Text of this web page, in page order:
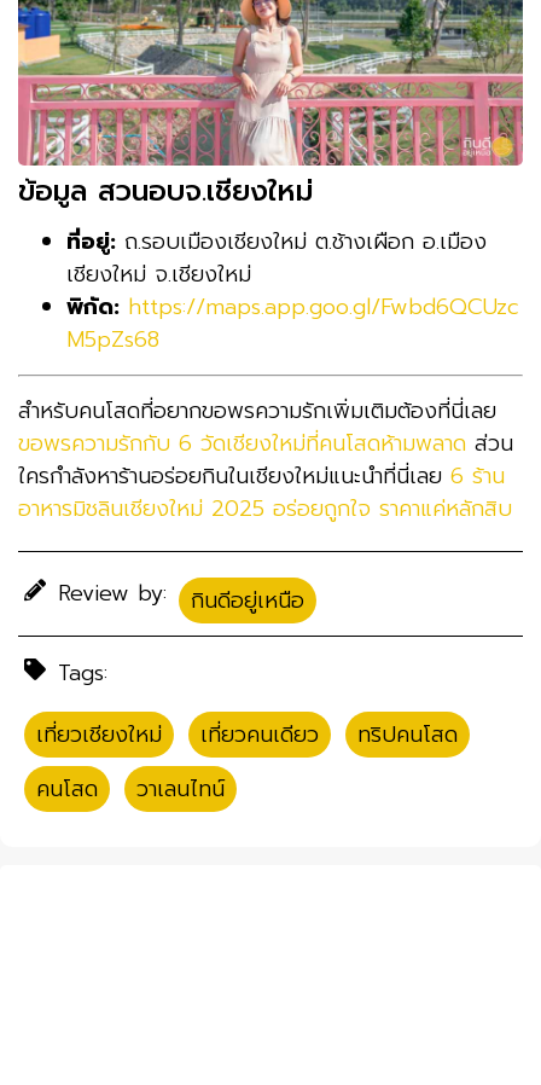
ข้อมูล สวนอบจ.เชียงใหม่
ที่อยู่: ถ.รอบเมืองเชียงใหม่ ต.ช้างเผือก อ.เมือง
เชียงใหม่ จ.เชียงใหม่
พิกัด: https://maps.app.goo.gl/Fwbd6QCUzc
M5pZs68
สำหรับคนโสดที่อยากขอพรความรักเพิ่มเติมต้องที่นี่เลย
ขอพรความรักกับ 6 วัดเชียงใหม่ที่คนโสดห้ามพลาด ส่วน
ใครกำลังหาร้านอร่อยกินในเชียงใหม่แนะนำที่นี่เลย 6 ร้าน
อาหารมิชลินเชียงใหม่ 2025 อร่อยถูกใจ ราคาแค่หลักสิบ
Review by: กินดีอยู่เหนือ
Tags:
เที่ยวเชียงใหม่
เที่ยวคนเดียว ทริปคนโสด
คนโสด
วาเลนไทน์